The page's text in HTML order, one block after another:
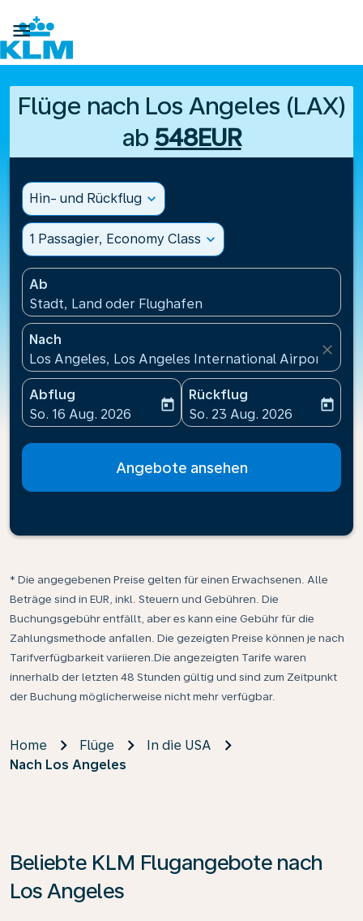

Flüge nach Los Angeles (LAX)
ab 548EUR
Hin- und Rückflug expand_more
1 Passagier, Economy Class expand_more
Ab
Stadt, Land oder Flughafen
Nach
Los Angeles, Los Angeles International
close
Abflug
fc-booking-departure-date-aria-label
So. 16 Aug. 2026
today
Rückflug
fc-booking-return-date-
So. 23 Aug. 2026
today
Angebote ansehen
* Die angegebenen Preise gelten für einen Erwachsenen. Alle
Beträge sind in EUR, inkl. Steuern und Gebühren. Die
Buchungsgebühr entfällt, aber es kann eine Gebühr für die
Zahlungsmethode anfallen. Die gezeigten Preise können je nach
Tarifverfügbarkeit variieren.Die angezeigten Tarife waren
innerhalb der letzten 48 Stunden gültig und sind zum Zeitpunkt
der Buchung möglicherweise nicht mehr verfügbar.
Home Flüge
In die USA
Nach Los Angeles
Beliebte KLM Flugangebote nach
Los Angeles